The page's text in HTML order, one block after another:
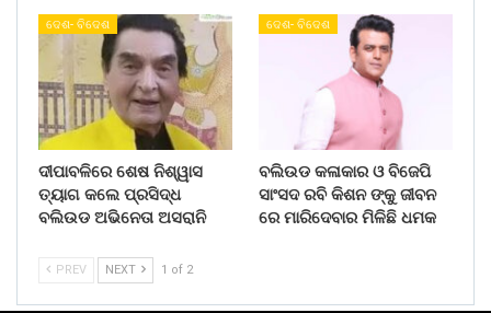
ଦେଶ- ବିଦେଶ
ଦୀପାବଳିରେ ଶେଷ ନିଶ୍ୱାସ
ତ୍ୟାଗ କଲେ ପ୍ରସିଦ୍ଧ
ବଲିଉଡ ଅଭିନେତା ଅସରାନି
ଦେଶ- ବିଦେଶ
ବଲିଉଡ କଳାକାର ଓ ବିଜେପି
ସାଂସଦ ରବି କିଶନ ଙ୍କୁ ଜୀବନ
ରେ ମାରିଦେବାର ମିଳିଛି ଧମକ
PREV NEXT 1 of 2